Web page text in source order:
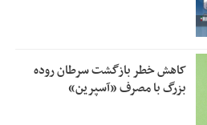
کاهش خطر بازگشت سرطان روده
بزرگ با مصرف «آسپرین»